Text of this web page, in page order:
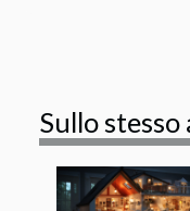
Sullo